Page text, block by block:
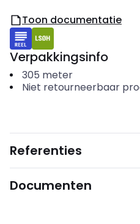
Toon documentatie
Verpakkingsinfo
305 meter
Niet retourneerbaar
Referenties
Documenten